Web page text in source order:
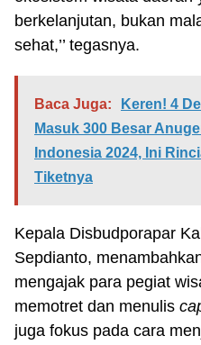
berkelanjutan, bukan
sehat,’’ tegasnya.
Baca Juga:
Keren! 4
Masuk 300 Besar
Indonesia 2024, Ini
Tiketnya
Kepala Disbudporapar
Sepdianto,
mengajak para pegiat
memotret dan menulis
juga fokus pada cara